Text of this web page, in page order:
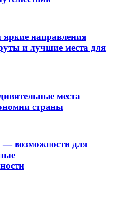
направления
и лучшие места для
места
страны
— возможности для